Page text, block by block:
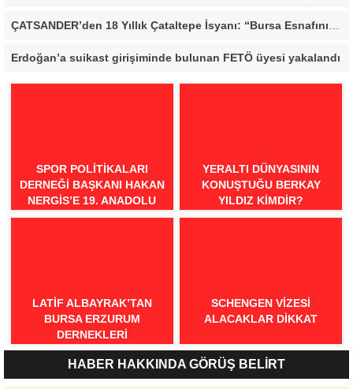
Erdoğan’a suikast girişiminde bulunan FETÖ üyesi yakalandı
SPOR POLITIKALARI
DERNEĞI BAŞKANI HAKAN
NERGIS’E 19. ANADOLU
SPOR ÖDÜLLERI’NDE
YERALTI DÜNYASININ
KONUŞTUĞU BERKAY
YILDIZ KIMDIR?
LATIF ALBAYRAK’TAN
BURSA ERZURUM
DERNEKLERI
FEDERASYONU İÇIN 25
MADDELIK BÜYÜK VIZYON:
“DAHA GÜÇLÜ, DAHA ETKIN,
SCHENGEN VİZESİ
ALACAKLAR DİKKAT
HABER HAKKINDA GÖRÜŞ BELİRT